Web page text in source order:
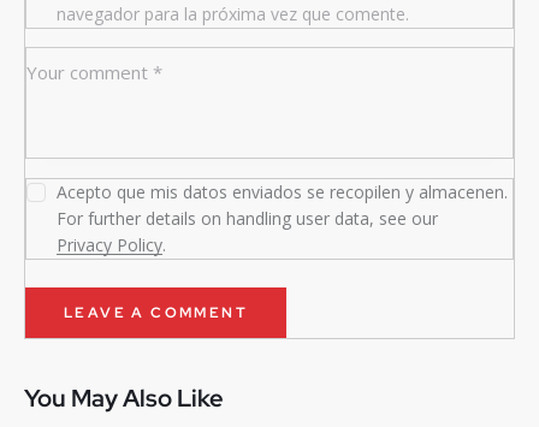
navegador para la próxima vez que comente.
Acepto que mis datos enviados se recopilen y almacenen.
For further details on handling user data, see our
Privacy Policy.
You May Also Like